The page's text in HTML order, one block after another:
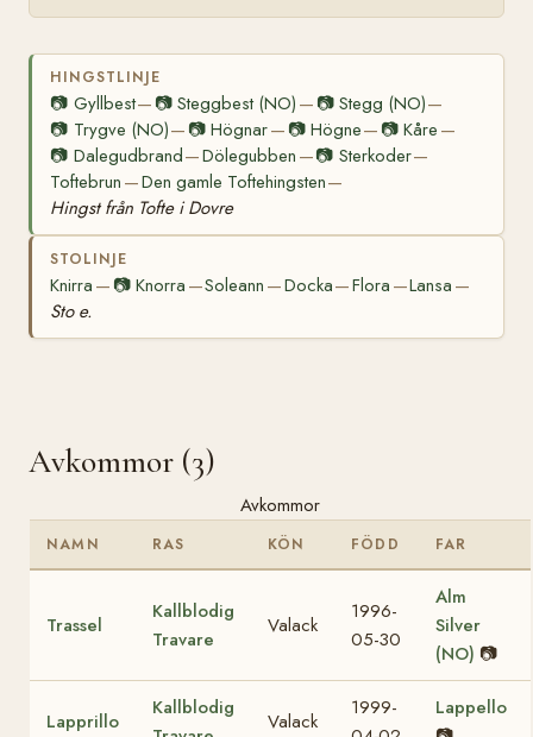
HINGSTLINJE
📷 Gyllbest— 📷Steggbest (NO) — 📷 Stegg (NO)—
📷 Trygve (NO)— 📷Högnar— 📷 Högne— 📷 Kåre —
📷 Dalegudbrand—Dölegubben —📷 Sterkoder—
Toftebrun —Den gamle Toftehingsten—
Hingst från Tofte i Dovre
STOLINJE
Knirra — 📷Knorra —Soleann —Docka—Flora —Lansa —
Sto e.
Avkommor (3)
Avkommor
NAMN RAS KÖN FÖDD FAR
Trassel
Kallblodig
Travare
Valack
1996-
05-30
Alm
Silver
(NO) 📷
Lapprillo
Kallblodig
Valack
1999-
Lappello